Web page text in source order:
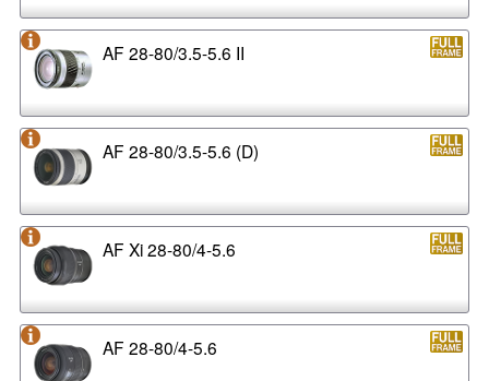
AF 28-80/3.5-5.6 II
AF 28-80/3.5-5.6 (D)
AF Xi 28-80/4-5.6
AF 28-80/4-5.6